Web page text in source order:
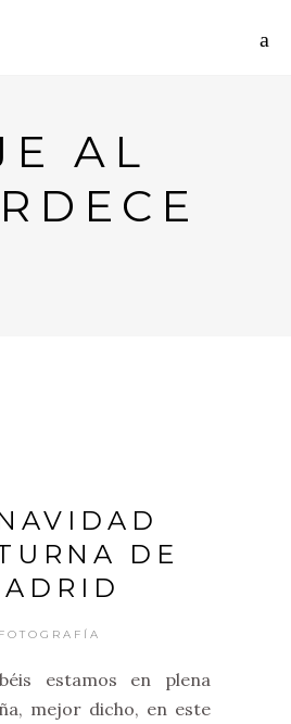
AL
DE
FOTOGRAFÍA
estamos en plena
mejor dicho, en este